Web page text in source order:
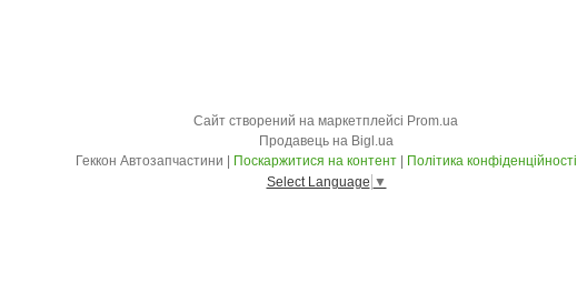
Сайт створений на маркетплейсі Prom.ua
Продавець на Bigl.ua
Поскаржитися на контент
Політика конфіденційності
Select Language ▼